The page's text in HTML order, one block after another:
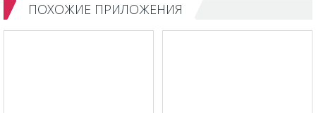
ПОХОЖИЕ ПРИЛОЖЕНИЯ